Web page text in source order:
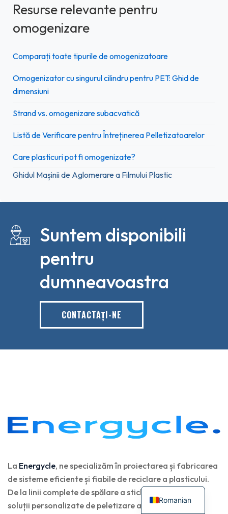
Resurse relevante pentru
omogenizare
Comparați toate tipurile de omogenizatoare
Omogenizator cu singurul cilindru pentru PET: Ghid de
dimensiuni
Strand vs. omogenizare subacvatică
Listă de Verificare pentru Întreținerea Pelletizatoarelor
Care plasticuri pot fi omogenizate?
Ghidul Mașinii de Aglomerare a Filmului Plastic
Suntem disponibili
pentru
dumneavoastra
CONTACTAŢI-NE
La Energycle, ne specializăm în proiectarea și fabricarea
de sisteme eficiente și fiabile de reciclare a plasticului.
De la linii complete de spălare a sticlelor PET până la
soluții personalizate de peletizare a plasticului,
Romanian